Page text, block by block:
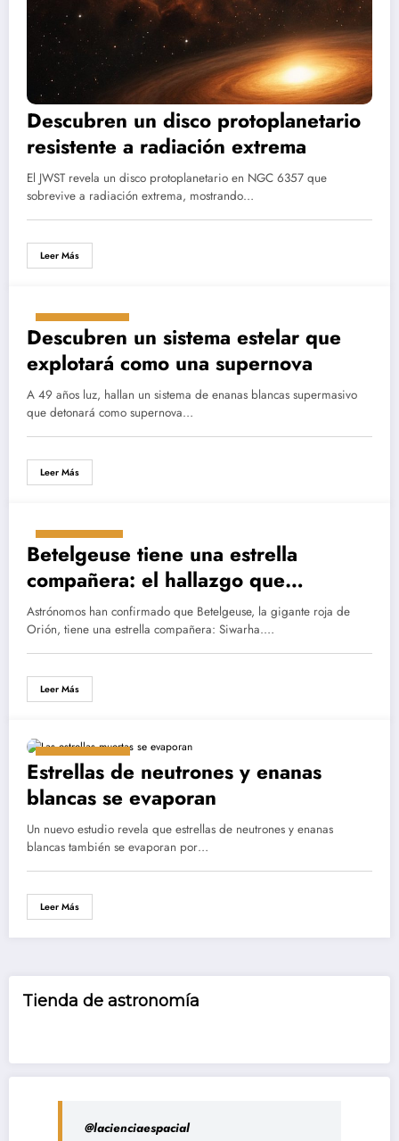
Descubren un disco protoplanetario
resistente a radiación extrema
El JWST revela un disco protoplanetario en NGC 6357 que
sobrevive a radiación extrema, mostrando…
Leer Más
agosto 9, 2025
Descubren un sistema estelar que
explotará como una supernova
A 49 años luz, hallan un sistema de enanas blancas supermasivo
que detonará como supernova…
Leer Más
julio 25, 2025
Betelgeuse tiene una estrella
compañera: el hallazgo que
reescribe su destino cósmico
Astrónomos han confirmado que Betelgeuse, la gigante roja de
Orión, tiene una estrella compañera: Siwarha.…
Leer Más
mayo 25, 2025
Estrellas de neutrones y enanas
blancas se evaporan
Un nuevo estudio revela que estrellas de neutrones y enanas
blancas también se evaporan por…
Leer Más
Tienda de astronomía
@lacienciaespacial